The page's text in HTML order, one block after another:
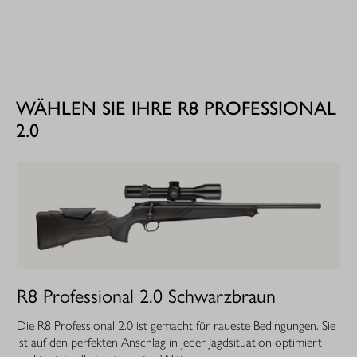
WÄHLEN SIE IHRE R8 PROFESSIONAL
2.0
R8 Professional 2.0 Schwarzbraun
Die R8 Professional 2.0 ist gemacht für raueste Bedingungen. Sie
ist auf den perfekten Anschlag in jeder Jagdsituation optimiert